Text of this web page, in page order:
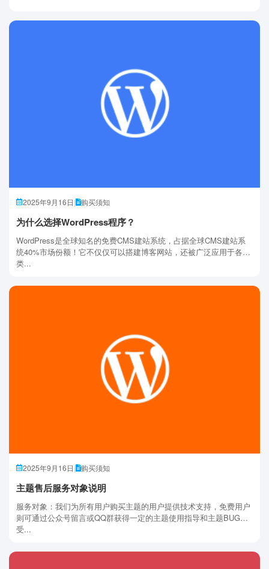
2025年9月16日| 购买须知
为什么选择WordPress程序？
WordPress是全球知名的免费CMS建站系统，占据全球CMS建站系
统40%市场份额！它不仅仅可以搭建博客网站，还被广泛应用于各种
类...
2025年9月16日| 购买须知
主题售后服务对象说明
服务对象：我们为所有用户购买主题的用户提供技术支持，免费用户
则可通过公众号留言或QQ群获得一定的主题使用指导和主题BUG
受...